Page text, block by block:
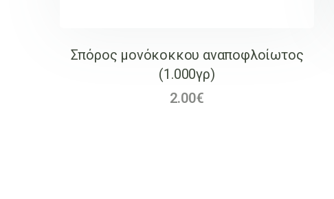
Σπόρος μονόκοκκου αναποφλοίωτος
(1.000γρ)
2.00€